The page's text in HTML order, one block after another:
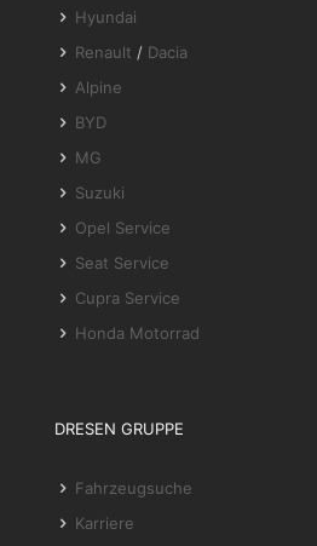
Hyundai
Renault / Dacia
Alpine
BYD
MG
Suzuki
Opel Service
Seat Service
Cupra Service
Honda Motorrad
DRESEN GRUPPE
Fahrzeugsuche
Karriere